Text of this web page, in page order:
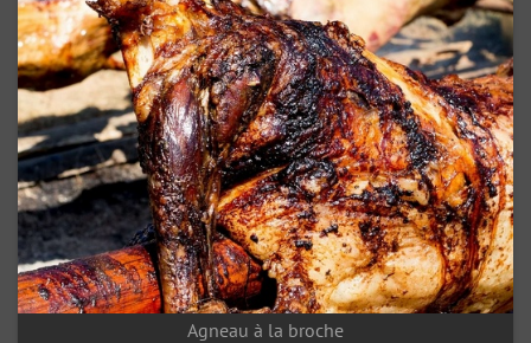
Agneau à la broche